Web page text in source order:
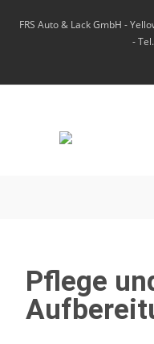
FRS Auto & Lack GmbH -
-
Pflege